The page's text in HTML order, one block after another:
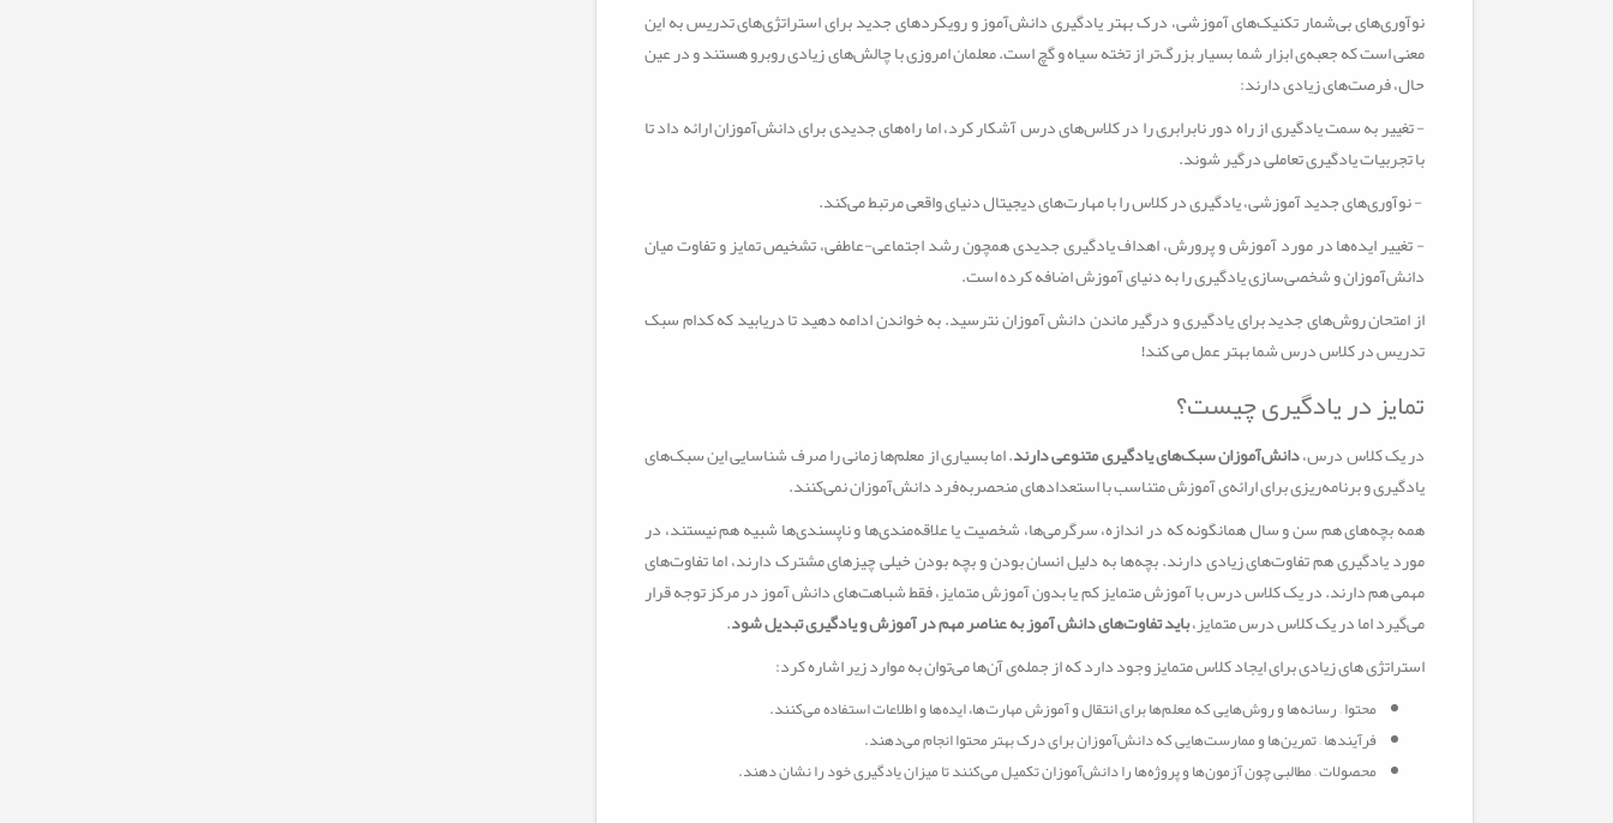
نوآوری‌های بی‌شمار تکنیک‌های آموزشی، درک بهتر یادگیری دانش‌آموز و رویکردهای جدید برای استراتژی‌های تدریس به این
معنی است که جعبه‌ی ابزار شما بسیار بزرگ‌تر از تخته سیاه و گچ است. معلمان امروزی با چالش‌های زیادی روبرو هستند و در عین
حال، فرصت‌های زیادی دارند:
- تغییر به سمت یادگیری از راه دور نابرابری را در کلاس‌های درس آشکار کرد، اما راه‌های جدیدی برای دانش‌آموزان ارائه داد تا
با تجربیات یادگیری تعاملی درگیر شوند.
- نوآوری‌های جدید آموزشی، یادگیری در کلاس را با مهارت‌های دیجیتال دنیای واقعی مرتبط می‌کند.
- تغییر ایده‌ها در مورد آموزش و پرورش، اهداف یادگیری جدیدی همچون رشد اجتماعی-عاطفی، تشخیص تمایز و تفاوت میان
دانش‌آموزان و شخصی‌سازی یادگیری را به دنیای آموزش اضافه کرده است.
از امتحان روش‌های جدید برای یادگیری و درگیر ماندن دانش آموزان نترسید. به خواندن ادامه دهید تا دریابید که کدام سبک
تدریس در کلاس درس شما بهتر عمل می کند!
تمایز در یادگیری چیست؟
در یک کلاس درس،دانش‌آموزان سبک‌های یادگیری متنوعی دارند. اما بسیاری از معلم‌ها زمانی را صرف شناسایی این سبک‌های
یادگیری و برنامه‌ریزی برای ارائه‌ی آموزش متناسب با استعدادهای منحصر‌به‌فرد دانش‌آموزان نمی‌کنند.
همه بچه‌های هم سن و سال همانگونه که در اندازه، سرگرمی‌ها، شخصیت یا علاقه‌مندی‌ها و ناپسندی‌ها شبیه هم نیستند، در
مورد یادگیری هم تفاوت‌های زیادی دارند. بچه‌ها به دلیل انسان بودن و بچه بودن خیلی چیزهای مشترک دارند، اما تفاوت‌های
مهمی هم دارند. در یک کلاس درس با آموزش متمایز کم یا بدون آموزش متمایز، فقط شباهت‌های دانش آموز در مرکز توجه قرار
می‌گیرد اما در یک کلاس درس متمایز،باید تفاوت‌های دانش آموز به عناصر مهم در آموزش و یادگیری تبدیل شود.
استراتژی های زیادی برای ایجاد کلاس متمایز وجود دارد که از جمله‌ی آن‌ها می‌توان به موارد زیر اشاره کرد:
محتوا – رسانه‌ها و روش‌هایی که معلم‌ها برای انتقال و آموزش مهارت‌ها، ایده‌ها و اطلاعات استفاده می‌کنند.
فرآیندها – تمرین‌ها و ممارست‌هایی که دانش‌آموزان برای درک بهتر محتوا انجام می‌دهند.
محصولات – مطالبی چون آزمون‌ها و پروژه‌ها را دانش‌آموزان تکمیل می‌کنند تا میزان یادگیری خود را نشان دهند.